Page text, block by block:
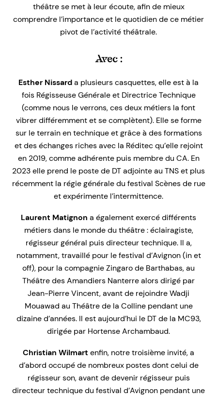
théâtre se met à leur écoute, afin de mieux
comprendre l’importance et le quotidien de ce métier
pivot de l’activité théâtrale.
Avec :
Esther Nissarda plusieurs casquettes, elle est à la
fois Régisseuse Générale et Directrice Technique
(comme nous le verrons, ces deux métiers la font
vibrer différemment et se complètent). Elle se forme
sur le terrain en technique et grâce à des formations
et des échanges riches avec la Réditec qu’elle rejoint
en 2019, comme adhérente puis membre du CA. En
2023 elle prend le poste de DT adjointe au TNS et plus
récemment la régie générale du festival Scènes de rue
et expérimente l’intermittence.
Laurent Matignon a également exercé différents
métiers dans le monde du théâtre : éclairagiste,
régisseur général puis directeur technique. Il a,
notamment, travaillé pour le festival d’Avignon (in et
off), pour la compagnie Zingaro de Barthabas, au
Théâtre des Amandiers Nanterre alors dirigé par
Jean-Pierre Vincent, avant de rejoindre Wadji
Mouawad au Théâtre de la Colline pendant une
dizaine d’années. Il est aujourd’hui le DT de la MC93,
dirigée par Hortense Archambaud.
Christian Wilmart enfin, notre troisième invité, a
d’abord occupé de nombreux postes dont celui de
régisseur son, avant de devenir régisseur puis
directeur technique du festival d’Avignon pendant une